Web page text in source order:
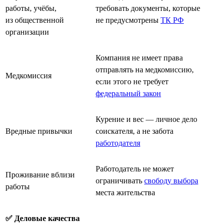
работы, учёбы,
из общественной
организации
требовать документы, которые
не предусмотрены ТК РФ
Медкомиссия
Компания не имеет права
отправлять на медкомиссию,
если этого не требует
федеральный закон
Вредные привычки
Курение и вес — личное дело
соискателя, а не забота
работодателя
Проживание вблизи
работы
Работодатель не может
ограничивать свободу выбора
места жительства
✅ Деловые качества